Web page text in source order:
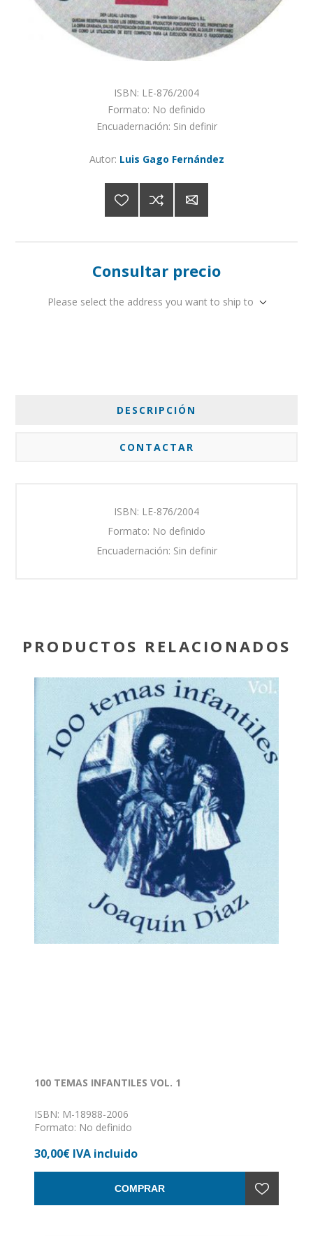
ISBN: LE-876/2004
Formato: No definido
Encuadernación: Sin definir
Autor: Luis Gago Fernández
Consultar precio
Please select the address you want to ship to
DESCRIPCIÓN
CONTACTAR
ISBN: LE-876/2004
Formato: No definido
Encuadernación: Sin definir
PRODUCTOS RELACIONADOS
100 TEMAS INFANTILES VOL. 1
ISBN: M-18988-2006
Formato: No definido
30,00€ IVA incluido
COMPRAR